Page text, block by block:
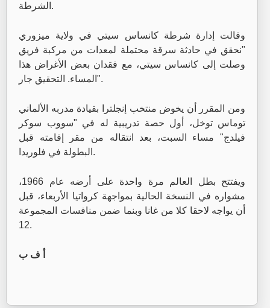
الشرطة.
وقالت إدارة شرطة كانساس سيتي في ولاية ميزوري
"نحقق في حادثة سرقة محتملة لمعدات من مركبة فريق
وصلت إلى كانساس سيتي، مع فقدان بعض الأغراض هذا
المساء. التحقيق جار".
ومن المقرر أن يخوض منتخب إنجلترا بقيادة مدربه الألماني
توماس توخل، أول حصة تدريبية له في "سووب سوكر
فيلدج" مساء السبت، بعد انتقاله من مقر إقامته قبل
البطولة في فلوريدا.
ويفتتح بطل العالم مرة واحدة على أرضه عام 1966،
مشواره في النسخة الحالية بمواجهة كرواتيا الأربعاء، قبل
أن يواجه لاحقا كلا من غانا وبنما ضمن منافسات المجموعة
12.
أ ف ب